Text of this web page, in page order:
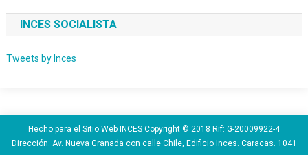
INCES SOCIALISTA
Tweets by Inces
Hecho para el Sitio Web INCES Copyright © 2018 Rif: G-20009922-4
Dirección: Av. Nueva Granada con calle Chile, Edificio Inces. Caracas. 1041